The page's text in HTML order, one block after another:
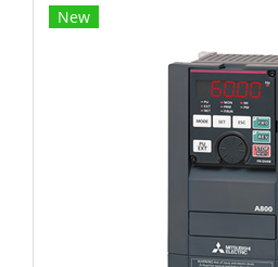
New